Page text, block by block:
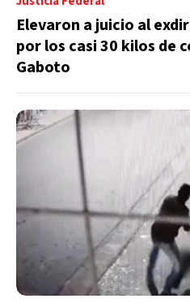
Elevaron a juicio al
por los casi 30 kilos de
Gaboto